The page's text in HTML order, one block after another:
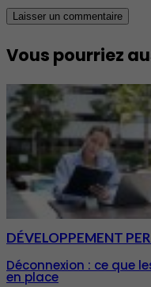
Vous pourriez
DÉVELOPPEMENT
Déconnexion : ce que
en place